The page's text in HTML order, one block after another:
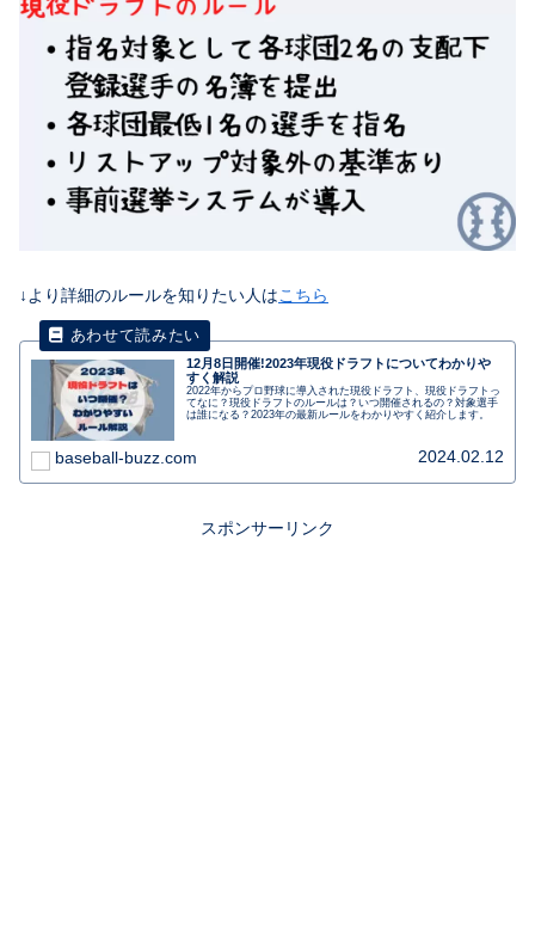
↓より詳細のルールを知りたい人はこちら
12月8日開催!2023年現役ドラフトについてわかりや
すく解説
2022年からプロ野球に導入された現役ドラフト、現役ドラフトっ
てなに？現役ドラフトのルールは？いつ開催されるの？対象選手
は誰になる？2023年の最新ルールをわかりやすく紹介します。
baseball-buzz.com 2024.02.12
スポンサーリンク